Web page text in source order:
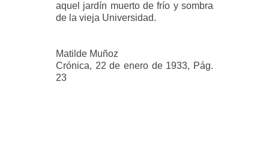
aquel jardín muerto de frío y sombra
de la vieja Universidad.
Matilde Muñoz
Crónica, 22 de enero de 1933, Pág.
23